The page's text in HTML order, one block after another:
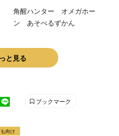
角醒ハンター オメガホー
ン あそべるずかん
と見る
ブックマーク
向け